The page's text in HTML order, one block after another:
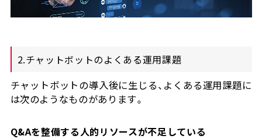
2.チャットボットのよくある運用課題
チャットボットの導入後に生じる、よくある運用課題に
は次のようなものがあります。
Q&Aを整備する人的リソースが不足している